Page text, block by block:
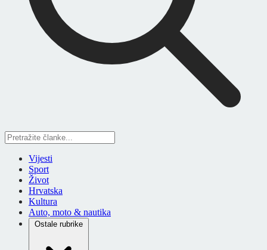
Vijesti
Sport
Život
Hrvatska
Kultura
Auto, moto & nautika
Ostale rubrike